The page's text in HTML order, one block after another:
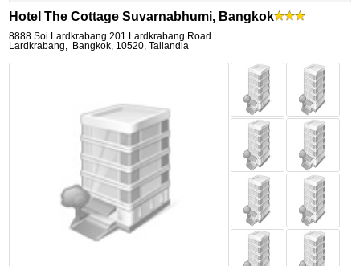
Hotel The Cottage Suvarnabhumi, Bangkok
8888 Soi Lardkrabang 201 Lardkrabang Road
Lardkrabang, Bangkok, 10520, Tailandia